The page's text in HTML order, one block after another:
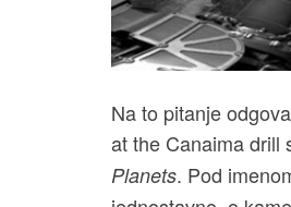
Na to pitanje
at the Canaima drill
Planets. Pod